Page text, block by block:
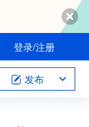
登录/注册
发布